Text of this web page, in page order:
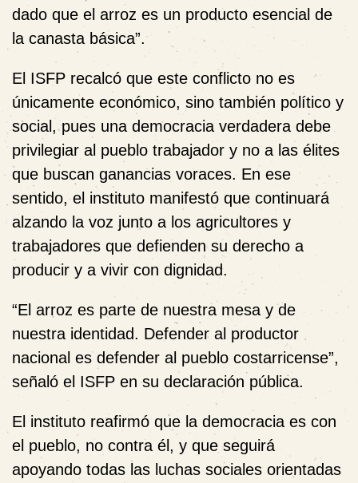
dado que el arroz es un producto esencial de
la canasta básica”.
El ISFP recalcó que este conflicto no es
únicamente económico, sino también político y
social, pues una democracia verdadera debe
privilegiar al pueblo trabajador y no a las élites
que buscan ganancias voraces. En ese
sentido, el instituto manifestó que continuará
alzando la voz junto a los agricultores y
trabajadores que defienden su derecho a
producir y a vivir con dignidad.
“El arroz es parte de nuestra mesa y de
nuestra identidad. Defender al productor
nacional es defender al pueblo costarricense”,
señaló el ISFP en su declaración pública.
El instituto reafirmó que la democracia es con
el pueblo, no contra él, y que seguirá
apoyando todas las luchas sociales orientadas